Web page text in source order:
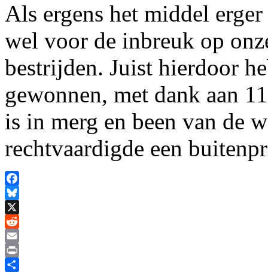
Als ergens het middel
wel voor de inbreuk op
bestrijden. Juist hierdoor
gewonnen, met dank aan
is in merg en been van de
rechtvaardigde een
Facebook
Bluesky
X
Reddit
Email
Print